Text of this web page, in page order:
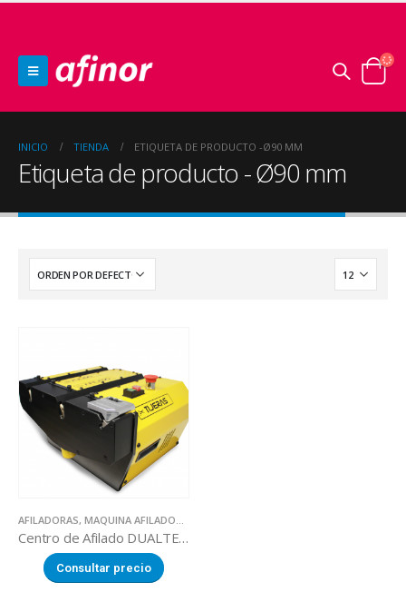
INICIO TIENDA ETIQUETA DE PRODUCTO -Ø90 MM
Etiqueta de producto - Ø90 mm
AFILADORAS, MAQUINA AFILADORA DUALTECH
Centro de Afilado DUALTECH
Consultar precio